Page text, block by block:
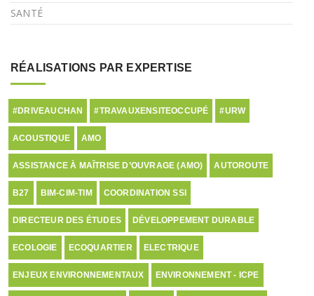
SANTÉ
RÉALISATIONS PAR EXPERTISE
#DRIVEAUCHAN #TRAVAUXENSITEOCCUPÉ #URW
ACOUSTIQUE AMO
ASSISTANCE À MAÎTRISE D’OUVRAGE (AMO) AUTOROUTE
B27 BIM-CIM-TIM COORDINATION SSI
DIRECTEUR DES ÉTUDES DÉVELOPPEMENT DURABLE
ECOLOGIE ECOQUARTIER ELECTRIQUE
ENJEUX ENVIRONNEMENTAUX ENVIRONNEMENT - ICPE